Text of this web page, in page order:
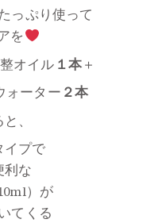
っぷり使って
を
オイル １本＋
ォーター ２本
、
イプで
利な
）が
てくる